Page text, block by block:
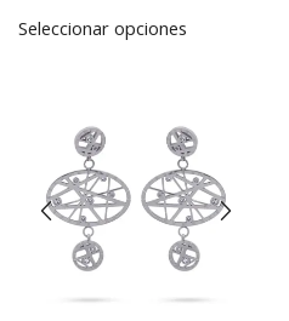
originalactual
Seleccionar opciones
Las
opciones
se
pueden
elegir
en
la
de